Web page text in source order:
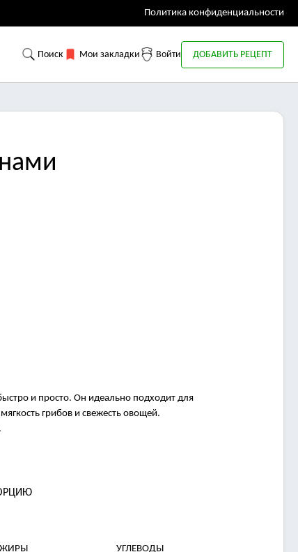
Политика конфиденциальности
Поиск Мои закладки Войти ДОБАВИТЬ РЕЦЕПТ
и просто. Он идеально подходит для
грибов и свежесть овощей.
ЖИРЫ УГЛЕВОДЫ